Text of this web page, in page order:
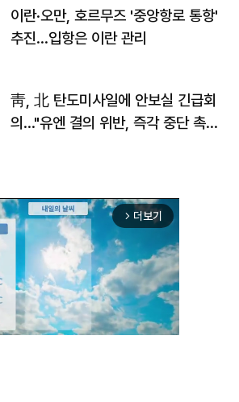
이란·오만, 호르무즈 '중앙항로 통항'
추진…입항은 이란 관리
靑, 北 탄도미사일에 안보실 긴급회
의…"유엔 결의 위반, 즉각 중단 촉
arrow_forward_ios 더보기